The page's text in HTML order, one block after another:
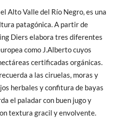
Alto Valle del Río Negro, es una
patagónica. A partir de
Diers elabora tres diferentes
como J.Alberto cuyos
certificadas orgánicas.
a las ciruelas, moras y
herbales y confitura de bayas
el paladar con buen jugo y
textura gracil y envolvente.